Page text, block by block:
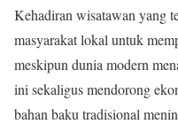
Kehadiran wisatawan yang
masyarakat lokal untuk
meskipun dunia modern
ini sekaligus mendorong
bahan baku tradisional